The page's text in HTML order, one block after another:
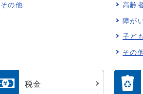
その他 高齢
障が
子ども
その
税金